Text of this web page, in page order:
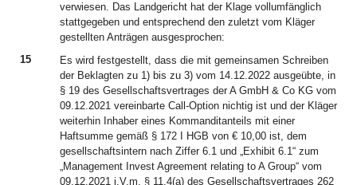
verwiesen. Das Landgericht hat der Klage vollumfänglich
stattgegeben und entsprechend den zuletzt vom Kläger
gestellten Anträgen ausgesprochen:
15
Es wird festgestellt, dass die mit gemeinsamen Schreiben
der Beklagten zu 1) bis zu 3) vom 14.12.2022 ausgeübte, in
§ 19 des Gesellschaftsvertrages der A GmbH & Co KG vom
09.12.2021 vereinbarte Call-Option nichtig ist und der Kläger
weiterhin Inhaber eines Kommanditanteils mit einer
Haftsumme gemäß § 172 I HGB von € 10,00 ist, dem
gesellschaftsintern nach Ziffer 6.1 und „Exhibit 6.1“ zum
„Management Invest Agreement relating to A Group“ vom
09.12.2021 i.V.m. § 11.4(a) des Gesellschaftsvertrages 262